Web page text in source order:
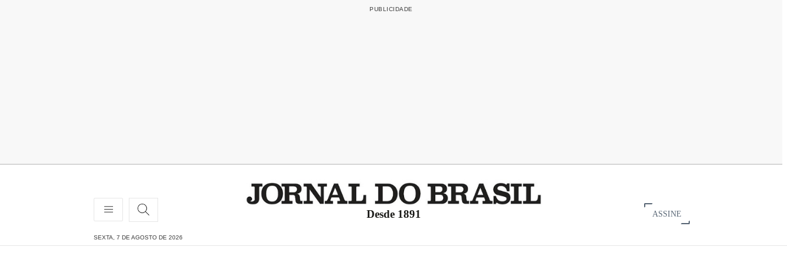
Desde 1891 ASSINE
SEXTA, 7 DE AGOSTO DE 2026